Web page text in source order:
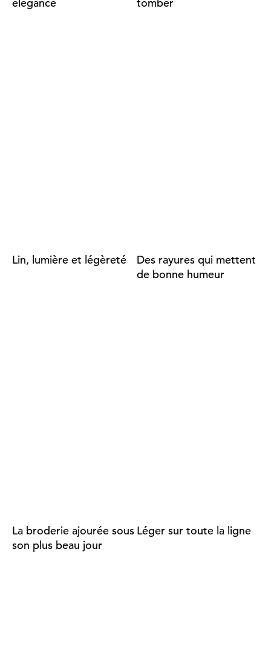
Lin, lumière et légèreté
Des rayures qui mettent
de bonne humeur
La broderie ajourée sous
son plus beau jour
Léger sur toute la ligne